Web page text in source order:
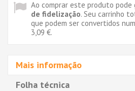
Ao comprar este produto pode
de fidelização. Seu carrinho
que podem ser convertidos
3,09 €.
Mais informação
Folha técnica